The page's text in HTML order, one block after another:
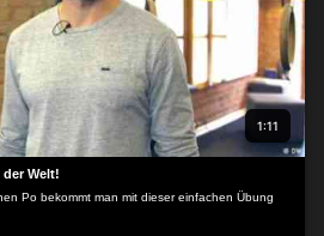
1:11
Welt!
Po bekommt man mit dieser einfachen Übung